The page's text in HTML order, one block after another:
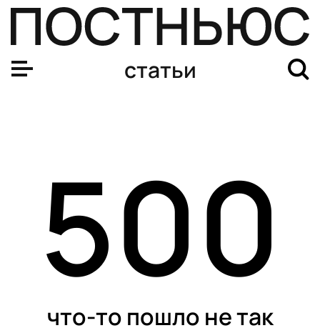
статьи
500
что-то пошло не так